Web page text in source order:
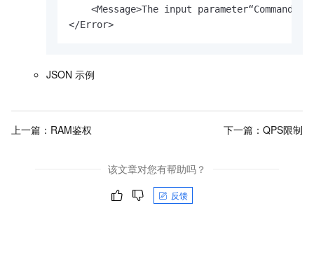
<Message>The input
</Error>
JSON 示例
上一篇： RAM鉴权 下一篇： QPS限制
该文章对您有帮助吗？
反馈